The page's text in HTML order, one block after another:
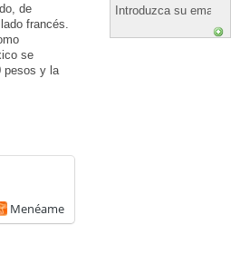
de
francés.
se
pesos y la
Menéame